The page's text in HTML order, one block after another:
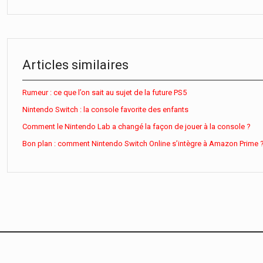
Articles similaires
Rumeur : ce que l’on sait au sujet de la future PS5
Nintendo Switch : la console favorite des enfants
Comment le Nintendo Lab a changé la façon de jouer à la console ?
Bon plan : comment Nintendo Switch Online s’intègre à Amazon Prime ?